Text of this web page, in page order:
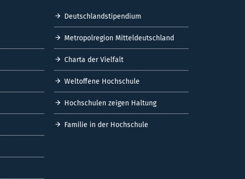
Deutschlandstipendium
Metropolregion Mitteldeutschland
Charta der Vielfalt
Weltoffene Hochschule
Hochschulen zeigen Haltung
Familie in der Hochschule